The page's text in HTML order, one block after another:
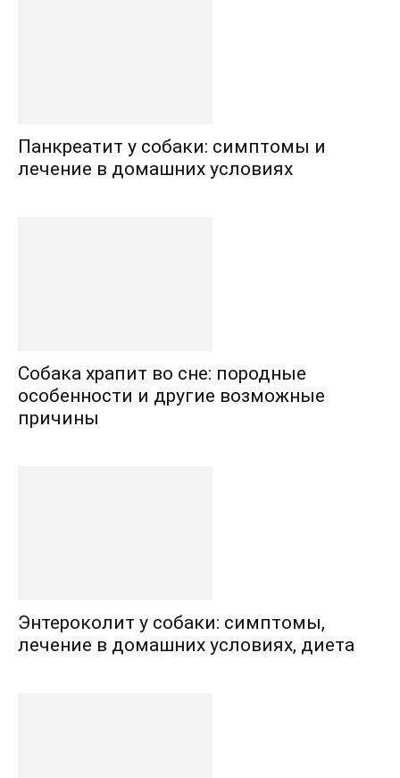
Панкреатит у собаки: симптомы и
лечение в домашних условиях
Собака храпит во сне: породные
особенности и другие возможные
причины
Энтероколит у собаки: симптомы,
лечение в домашних условиях, диета